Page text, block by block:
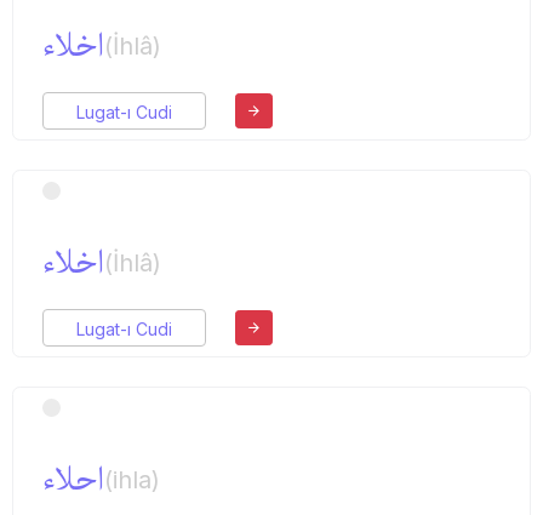
اخلاء(İhlâ)
Lugat-ı Cudi
اخلاء(İhlâ)
Lugat-ı Cudi
احلاء(ihla)